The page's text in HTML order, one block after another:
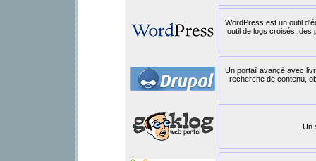
WordPress est un outil
outil de logs croisés, des
Un portail avançé avec
recherche de contenu,
Un